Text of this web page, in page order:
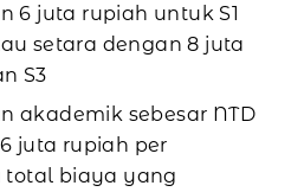
6 juta rupiah untuk S1
setara dengan 8 juta
S3
akademik sebesar NTD
juta rupiah per
total biaya yang